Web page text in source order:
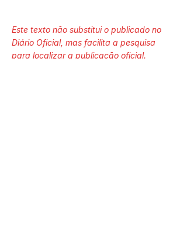
Este texto não substitui o publicado no
Diário Oficial, mas facilita a pesquisa
para localizar a publicação oficial.